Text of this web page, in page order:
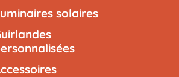
solaires